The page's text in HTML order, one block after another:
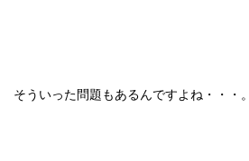
そういった問題もあるんですよね・・・。